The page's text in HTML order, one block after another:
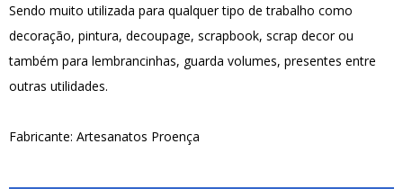
Sendo muito utilizada para qualquer tipo de trabalho como
decoração, pintura, decoupage, scrapbook, scrap decor ou
também para lembrancinhas, guarda volumes, presentes entre
outras utilidades.
Fabricante: Artesanatos Proença